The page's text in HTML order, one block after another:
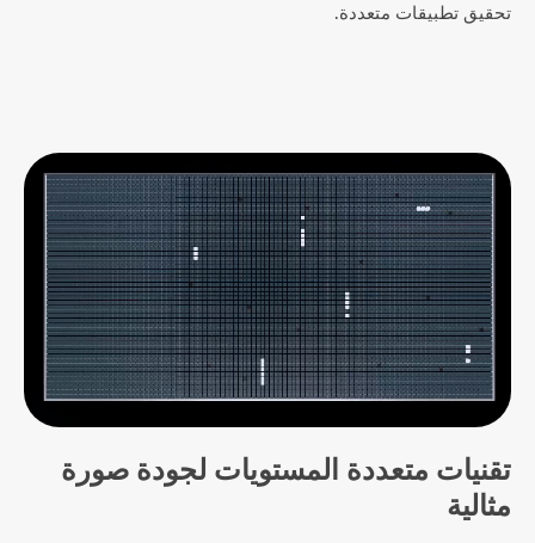
تحقيق تطبيقات متعددة.
تقنيات متعددة المستويات لجودة صورة
مثالية